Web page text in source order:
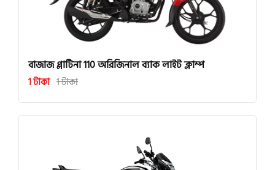
বাজাজ প্লাটিনা 110 অরিজিনাল ব্যাক লাইট ক্লাম্প
1 টাকা 1 টাকা